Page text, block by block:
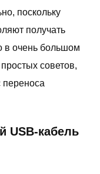
поскольку
получать
в очень большом
советов,
переноса
USB-кабель